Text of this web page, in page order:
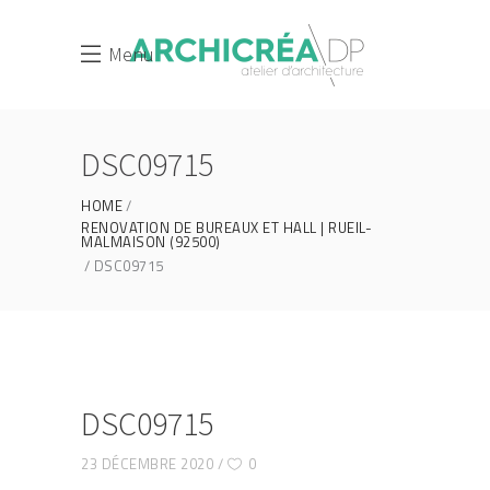
Menu
DSC09715
HOME
RENOVATION DE BUREAUX ET HALL | RUEIL-
MALMAISON (92500)
DSC09715
DSC09715
23 DÉCEMBRE 2020 0